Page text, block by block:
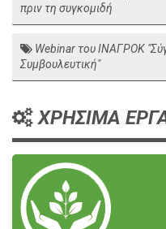
πριν τη συγκομιδή
Webinar του ΙΝΑΓΡΟΚ
Συμβουλευτική"
ΧΡΗΣΙΜΑ